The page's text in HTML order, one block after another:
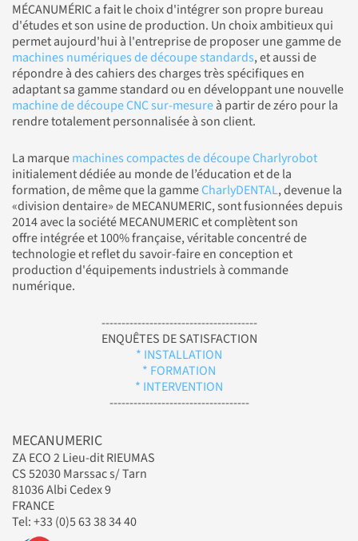
MÉCANUMÉRIC a fait le choix d'intégrer son propre bureau
d'études et son usine de production. Un choix ambitieux qui
permet aujourd'hui à l'entreprise de proposer une gamme de
machines numériques de découpe standards, et aussi de
répondre à des cahiers des charges très spécifiques en
adaptant sa gamme standard ou en développant une nouvelle
machine de découpe CNC sur-mesureà partir de zéro pour la
rendre totalement personnalisée à son client.
La marquemachines compactes de découpe Charlyrobot
initialement dédiée au monde de l’éducation et de la
formation, de même que la gammeCharlyDENTAL, devenue la
«division dentaire» de MECANUMERIC, sont fusionnées depuis
2014 avec la société MECANUMERIC et complètent son
offre intégrée et 100% française, véritable concentré de
technologie et reflet du savoir-faire en conception et
production d'équipements industriels à commande
numérique.
---------------------------------------
ENQUÊTES DE SATISFACTION
* INSTALLATION
* FORMATION
* INTERVENTION
-----------------------------------
MECANUMERIC
ZA ECO 2 Lieu-dit RIEUMAS
CS 52030 Marssac s/ Tarn
81036 Albi Cedex 9
FRANCE
Tel: +33 (0)5 63 38 34 40